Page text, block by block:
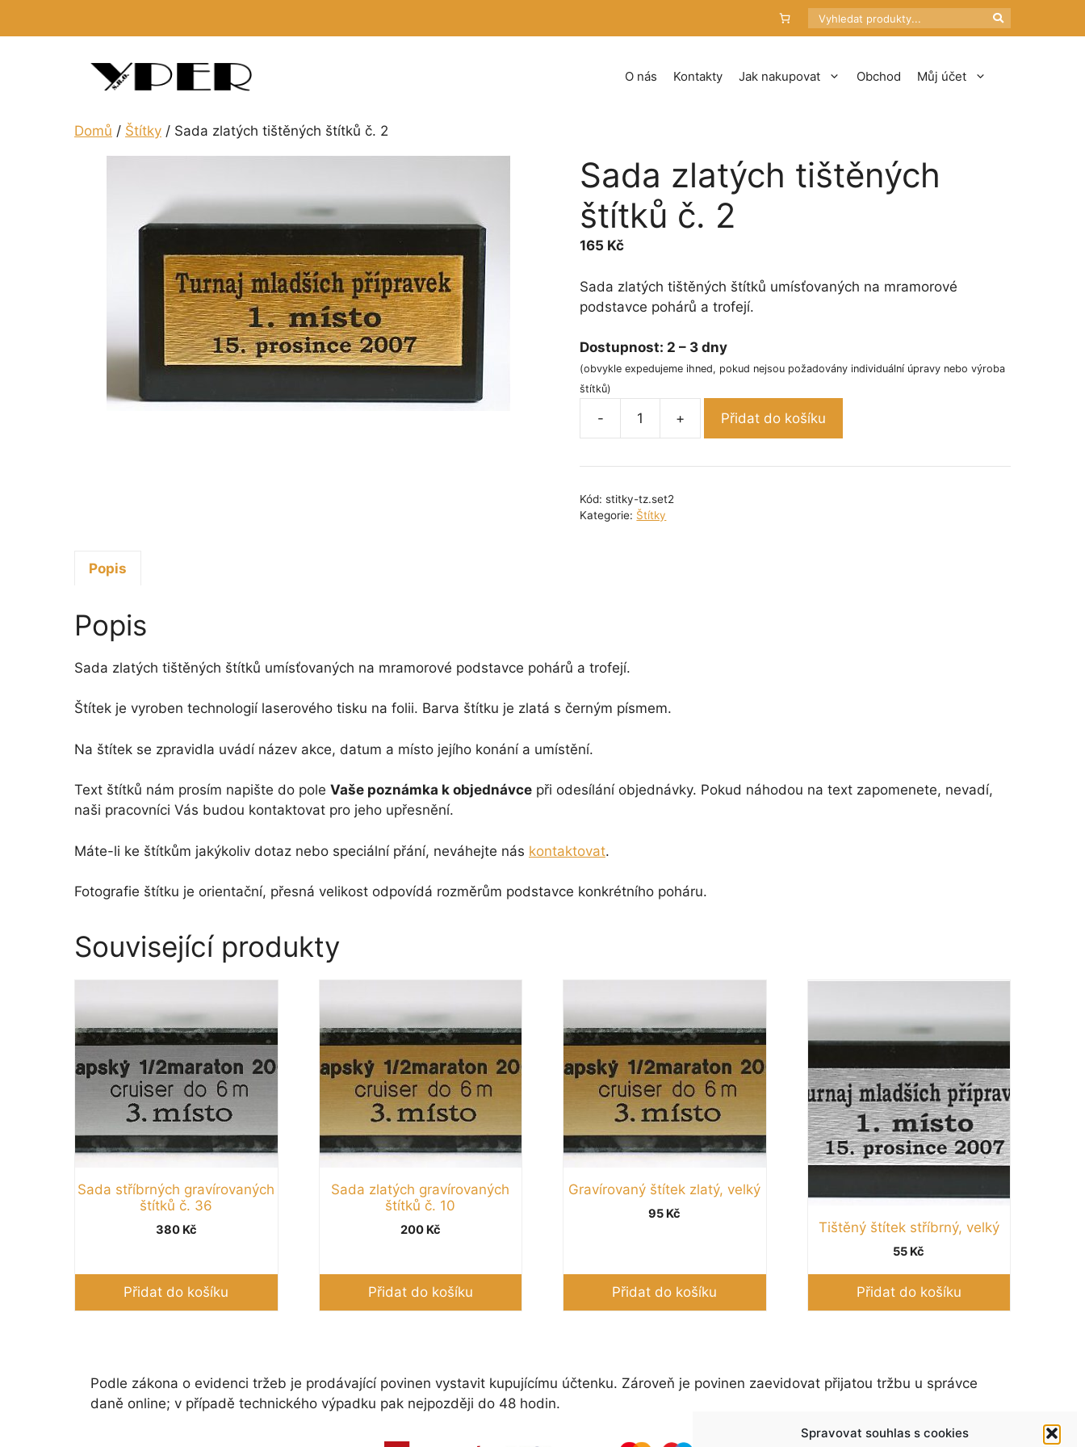
Spravovat souhlas s cookies
Hledat
O nás Kontakty Jak nakupovat Obchod Můj účet
Domů / Štítky / Sada zlatých tištěných štítků č. 2
Sada zlatých tištěných
štítků č. 2
165 Kč
Sada zlatých tištěných štítků umísťovaných na mramorové
podstavce pohárů a trofejí.
Dostupnost: 2 – 3 dny
(obvykle expedujeme ihned, pokud nejsou požadovány individuální úpravy nebo výroba
štítků)
-
tištěných
č.
+ Přidat do košíku
Kód:stitky-tz.set2
Kategorie: Štítky
Popis
Popis
Sada zlatých tištěných štítků umísťovaných na mramorové podstavce pohárů a trofejí.
Štítek je vyroben technologií laserového tisku na folii. Barva štítku je zlatá s černým písmem.
Na štítek se zpravidla uvádí název akce, datum a místo jejího konání a umístění.
Text štítků nám prosím napište do pole Vaše poznámka k objednávce při odesílání objednávky. Pokud náhodou na text zapomenete, nevadí,
naši pracovníci Vás budou kontaktovat pro jeho upřesnění.
Máte-li ke štítkům jakýkoliv dotaz nebo speciální přání, neváhejte nás kontaktovat.
Fotografie štítku je orientační, přesná velikost odpovídá rozměrům podstavce konkrétního poháru.
Související produkty
Sada stříbrných gravírovaných
štítků č. 36
380 Kč
Přidat do košíku
Sada zlatých gravírovaných
štítků č. 10
200 Kč
Přidat do košíku
Gravírovaný štítek zlatý, velký
95 Kč
Přidat do košíku
Tištěný štítek stříbrný, velký
55 Kč
Přidat do košíku
Podle zákona o evidenci tržeb je prodávající povinen vystavit kupujícímu účtenku. Zároveň je povinen zaevidovat přijatou tržbu u správce
daně online; v případě technického výpadku pak nejpozději do 48 hodin.